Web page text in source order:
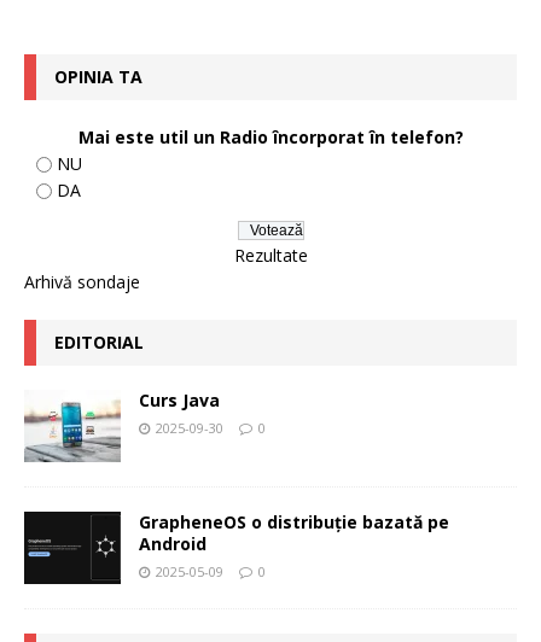
OPINIA TA
Mai este util un Radio încorporat în telefon?
NU
DA
Rezultate
Arhivă sondaje
EDITORIAL
Curs Java
2025-09-30 0
GrapheneOS o distribuție bazată pe
Android
2025-05-09 0